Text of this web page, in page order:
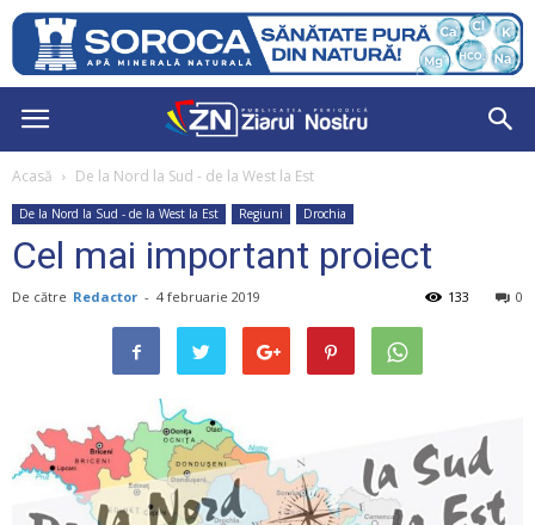
Acasă De la Nord la Sud - de la West la Est
De la Nord la Sud - de la West la Est Regiuni Drochia
Cel mai important proiect
De către Redactor - 4 februarie 2019 0
133